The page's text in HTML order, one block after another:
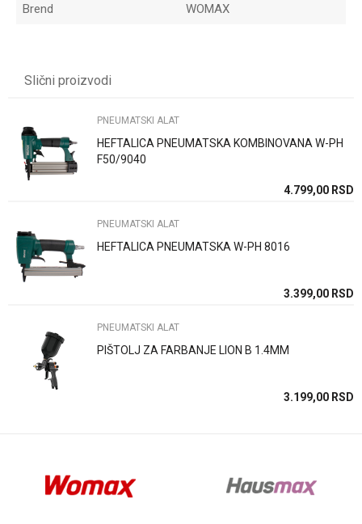
Brend
WOMAX
Poruka
Anti-spam zaštita - izračunajte koliko je 4 + 1 :
POŠALJI
Slični proizvodi
PNEUMATSKI ALAT
HEFTALICA PNEUMATSKA KOMBINOVANA W-PH
F50/9040
4.799,00 RSD
PNEUMATSKI ALAT
HEFTALICA PNEUMATSKA W-PH 8016
3.399,00 RSD
PNEUMATSKI ALAT
PIŠTOLJ ZA FARBANJE LION B 1.4MM
3.199,00 RSD